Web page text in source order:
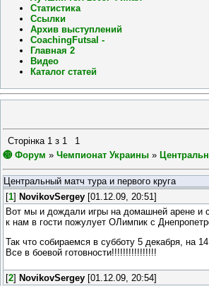
Статистика
Ссылки
Архив выступлений
CoachingFutsal -
Главная 2
Видео
Каталог статей
Сторінка 1 з 1
1
⓴ Форум » Чемпионат Украины »
Центральный матч тура и первого круга
[1] NovikovSergey [01.12.09, 20:51]
Вот мы и дождали игры на домашней арене и
к нам в гости пожулует ОЛимпик с
Так что собираемся в субботу 5 декабря, на
Все в боевой готовности!!!!!!!!!!!!!!!!
[2] NovikovSergey [01.12.09, 20:54]